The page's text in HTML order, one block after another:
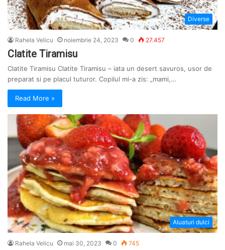
Diverse
Rahela Velicu noiembrie 24, 2023 0 27.457
Clatite Tiramisu
Clatite Tiramisu Clatite Tiramisu – iata un desert savuros, usor de
preparat si pe placul tuturor. Copilul mi-a zis: „mami,…
Read More »
Aluaturi dulci
Rahela Velicu mai 30, 2023 0 745